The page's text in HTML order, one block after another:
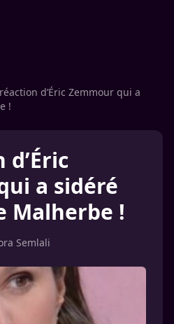
d’Éric Zemmour qui a
!
a sidéré
Malherbe !
Semlali